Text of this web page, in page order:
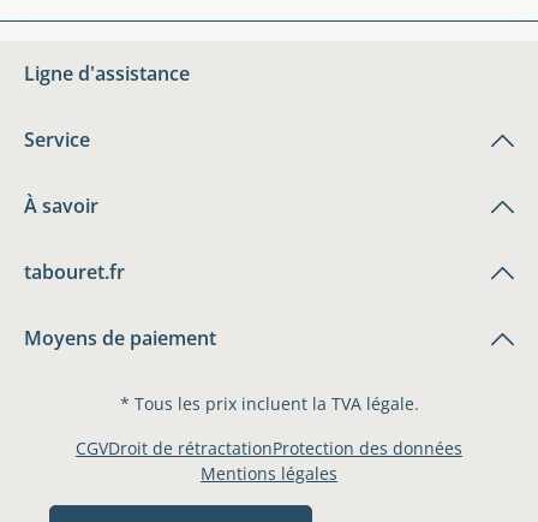
Ligne d'assistance
Service
À savoir
tabouret.fr
Moyens de paiement
* Tous les prix incluent la TVA légale.
CGVDroit de rétractationProtection des données
Mentions légales